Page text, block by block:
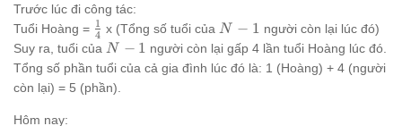
Trước lúc đi công tác:
Tuổi Hoàng = \frac{1}
{4}
4
1 x (Tổng số tuổi của N-
1
N − 1 người còn lại lúc đó)
Suy ra, tuổi của N-
1
N − 1 người còn lại gấp 4 lần tuổi Hoàng lúc đó.
Tổng số phần tuổi của cả gia đình lúc đó là: 1 (Hoàng) + 4 (người
còn lại) = 5 (phần).
Hôm nay: